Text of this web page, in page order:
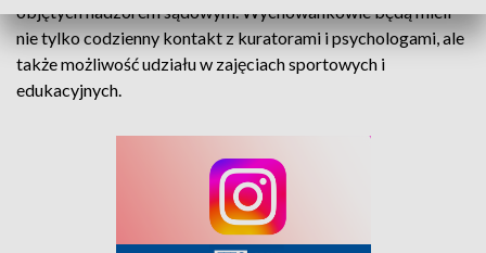
objętych nadzorem sądowym. Wychowankowie będą mieli
nie tylko codzienny kontakt z kuratorami i psychologami, ale
także możliwość udziału w zajęciach sportowych i
edukacyjnych.